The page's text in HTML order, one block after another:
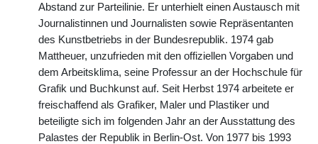
Abstand zur Parteilinie. Er unterhielt einen Austausch mit
Journalistinnen und Journalisten sowie Repräsentanten
des Kunstbetriebs in der Bundesrepublik. 1974 gab
Mattheuer, unzufrieden mit den offiziellen Vorgaben und
dem Arbeitsklima, seine Professur an der Hochschule für
Grafik und Buchkunst auf. Seit Herbst 1974 arbeitete er
freischaffend als Grafiker, Maler und Plastiker und
beteiligte sich im folgenden Jahr an der Ausstattung des
Palastes der Republik in Berlin-Ost. Von 1977 bis 1993